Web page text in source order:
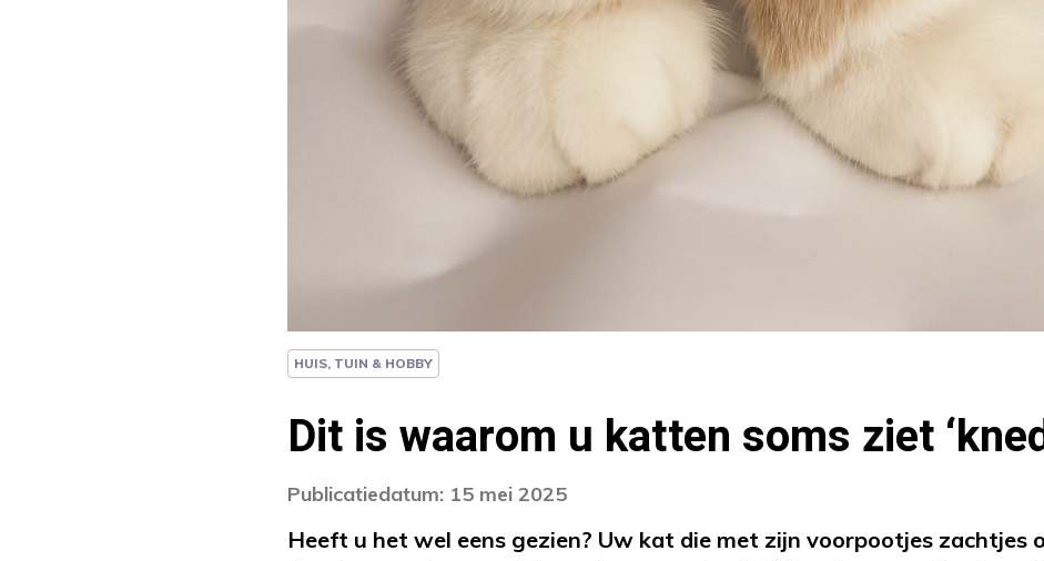
HUIS, TUIN & HOBBY
Dit is waarom u katten soms ziet
Publicatiedatum: 15 mei 2025
Heeft u het wel eens gezien? Uw kat die met zijn voorpootjes zachtjes